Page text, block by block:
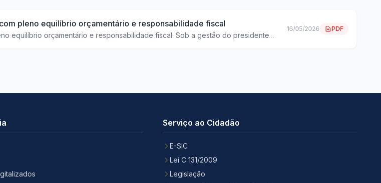
pleno equilíbrio orçamentário e responsabilidade fiscal
equilíbrio orçamentário e responsabilidade fiscal. Sob a gestão do presidente
16/05/2026 PDF
Serviço ao Cidadão
E-SIC
Lei C 131/2009
Legislação